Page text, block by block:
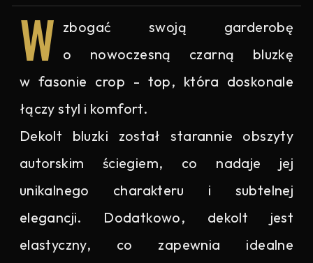
W zbogać swoją garderobę
o nowoczesną czarną bluzkę
w fasonie crop - top, która doskonale
łączy styl i komfort.
Dekolt bluzki został starannie obszyty
autorskim ściegiem, co nadaje jej
unikalnego charakteru i subtelnej
elegancji. Dodatkowo, dekolt jest
elastyczny, co zapewnia idealne